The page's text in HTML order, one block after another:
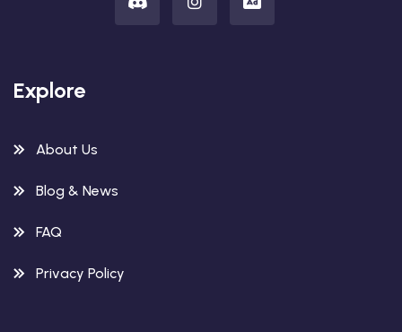
Explore
About Us
Blog & News
FAQ
Privacy Policy